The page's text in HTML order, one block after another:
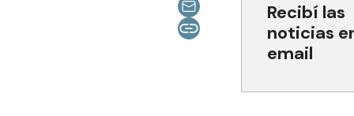
Recibí las
noticias
email